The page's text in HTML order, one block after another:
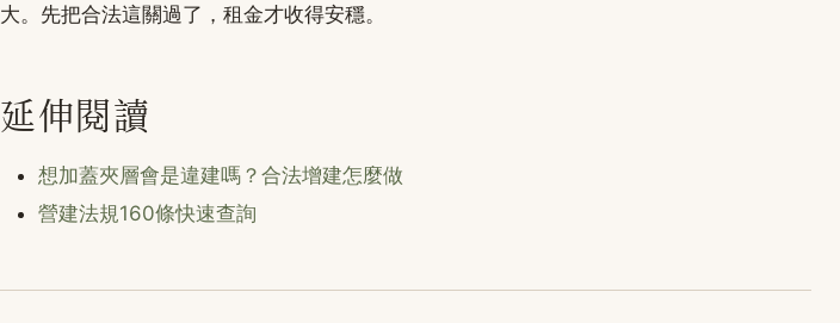
大。先把合法這關過了，租金才收得安穩。
延伸閱讀
想加蓋夾層會是違建嗎？合法增建怎麼做
營建法規160條快速查詢